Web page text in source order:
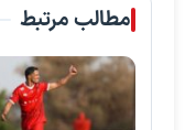
مطالب مرتبط